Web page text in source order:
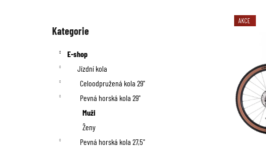
Přeskočit
Kategorie
E-shop
Jízdní kola
Celoodpružená kola 29"
Pevná horská kola 29"
Muži
Ženy
Pevná horská kola 27,5"
AKCE